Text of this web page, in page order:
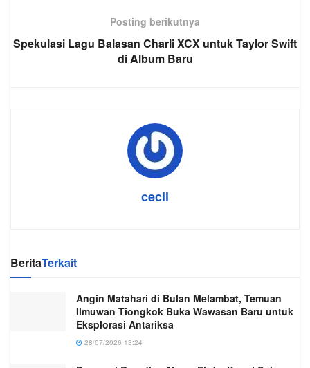
Posting berikutnya
Spekulasi Lagu Balasan Charli XCX untuk Taylor Swift
di Album Baru
cecil
BeritaTerkait
Angin Matahari di Bulan Melambat, Temuan
Ilmuwan Tiongkok Buka Wawasan Baru untuk
Eksplorasi Antariksa
28/07/2026 13:24